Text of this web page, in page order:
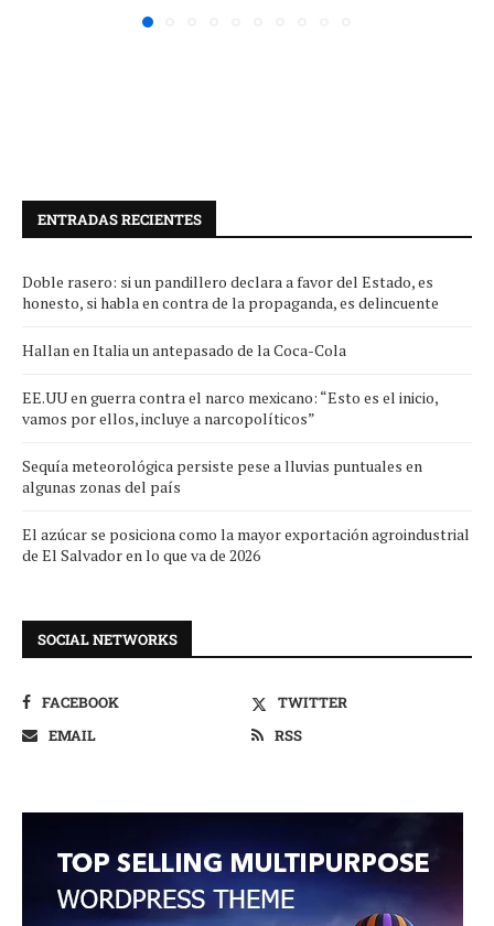
ENTRADAS RECIENTES
Doble rasero: si un pandillero declara a favor del Estado, es
honesto, si habla en contra de la propaganda, es delincuente
Hallan en Italia un antepasado de la Coca-Cola
EE.UU en guerra contra el narco mexicano: “Esto es el inicio,
vamos por ellos, incluye a narcopolíticos”
Sequía meteorológica persiste pese a lluvias puntuales en
algunas zonas del país
El azúcar se posiciona como la mayor exportación agroindustrial
de El Salvador en lo que va de 2026
SOCIAL NETWORKS
FACEBOOK
TWITTER
EMAIL
RSS